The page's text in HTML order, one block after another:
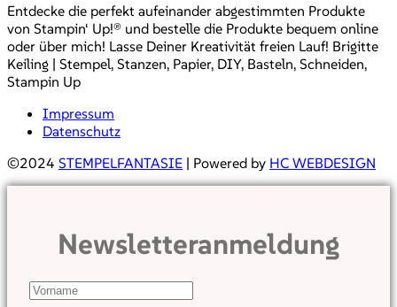
Entdecke die perfekt aufeinander abgestimmten Produkte
von Stampin‘ Up!® und bestelle die Produkte bequem online
oder über mich! Lasse Deiner Kreativität freien Lauf! Brigitte
Keiling | Stempel, Stanzen, Papier, DIY, Basteln, Schneiden,
Stampin Up
Impressum
Datenschutz
©2024 STEMPELFANTASIE | Powered by HC WEBDESIGN
Newsletteranmeldung